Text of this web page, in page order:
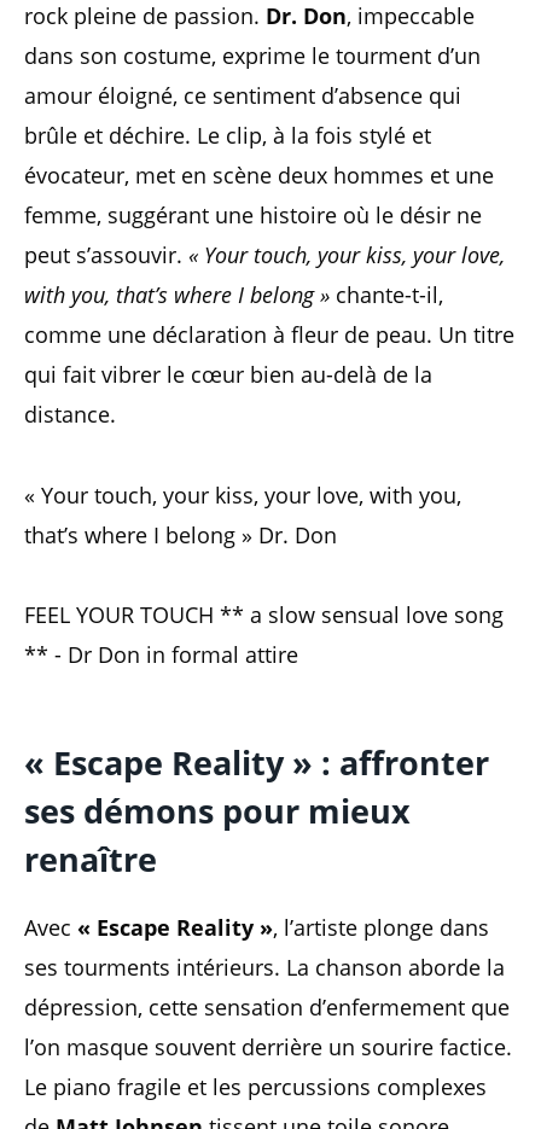
rock pleine de passion. Dr. Don, impeccable
dans son costume, exprime le tourment d’un
amour éloigné, ce sentiment d’absence qui
brûle et déchire. Le clip, à la fois stylé et
évocateur, met en scène deux hommes et une
femme, suggérant une histoire où le désir ne
peut s’assouvir. « Your touch, your kiss, your love,
with you, that’s where I belong » chante-t-il,
comme une déclaration à fleur de peau. Un titre
qui fait vibrer le cœur bien au-delà de la
distance.
« Your touch, your kiss, your love, with you,
that’s where I belong » Dr. Don
FEEL YOUR TOUCH ** a slow sensual love song
** - Dr Don in formal attire
« Escape Reality » : affronter
ses démons pour mieux
renaître
Avec « Escape Reality », l’artiste plonge dans
ses tourments intérieurs. La chanson aborde la
dépression, cette sensation d’enfermement que
l’on masque souvent derrière un sourire factice.
Le piano fragile et les percussions complexes